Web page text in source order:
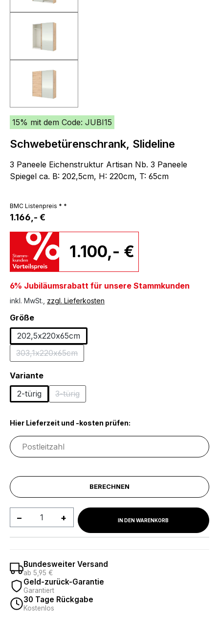
15% mit dem Code: JUBI15
Schwebetürenschrank, Slideline
3 Paneele Eichenstruktur Artisan Nb. 3 Paneele
Spiegel ca. B: 202,5cm, H: 220cm, T: 65cm
BMC Listenpreis * *
1.166,- €
1.100,- €
6% Jubiläumsrabatt für unsere Stammkunden
inkl. MwSt., zzgl. Lieferkosten
Größeauswählen
202,5x220x65cm
303,1x220x65cm
(Diese Option ist zurzeit nicht verfügbar.)
Varianteauswählen
2-türig
3-türig
(Diese Option ist zurzeit nicht verfügbar.)
Hier Lieferzeit und -kosten prüfen:
BERECHNEN
Produkt Anzahl: Gib denIN DEN WARENKORB
Bundesweiter Versand
ab 5,95 €
Geld-zurück-Garantie
Garantiert
30 Tage Rückgabe
Kostenlos